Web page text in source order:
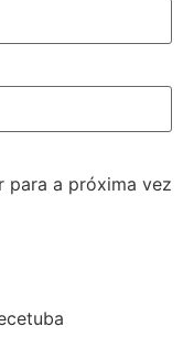
para a próxima vez